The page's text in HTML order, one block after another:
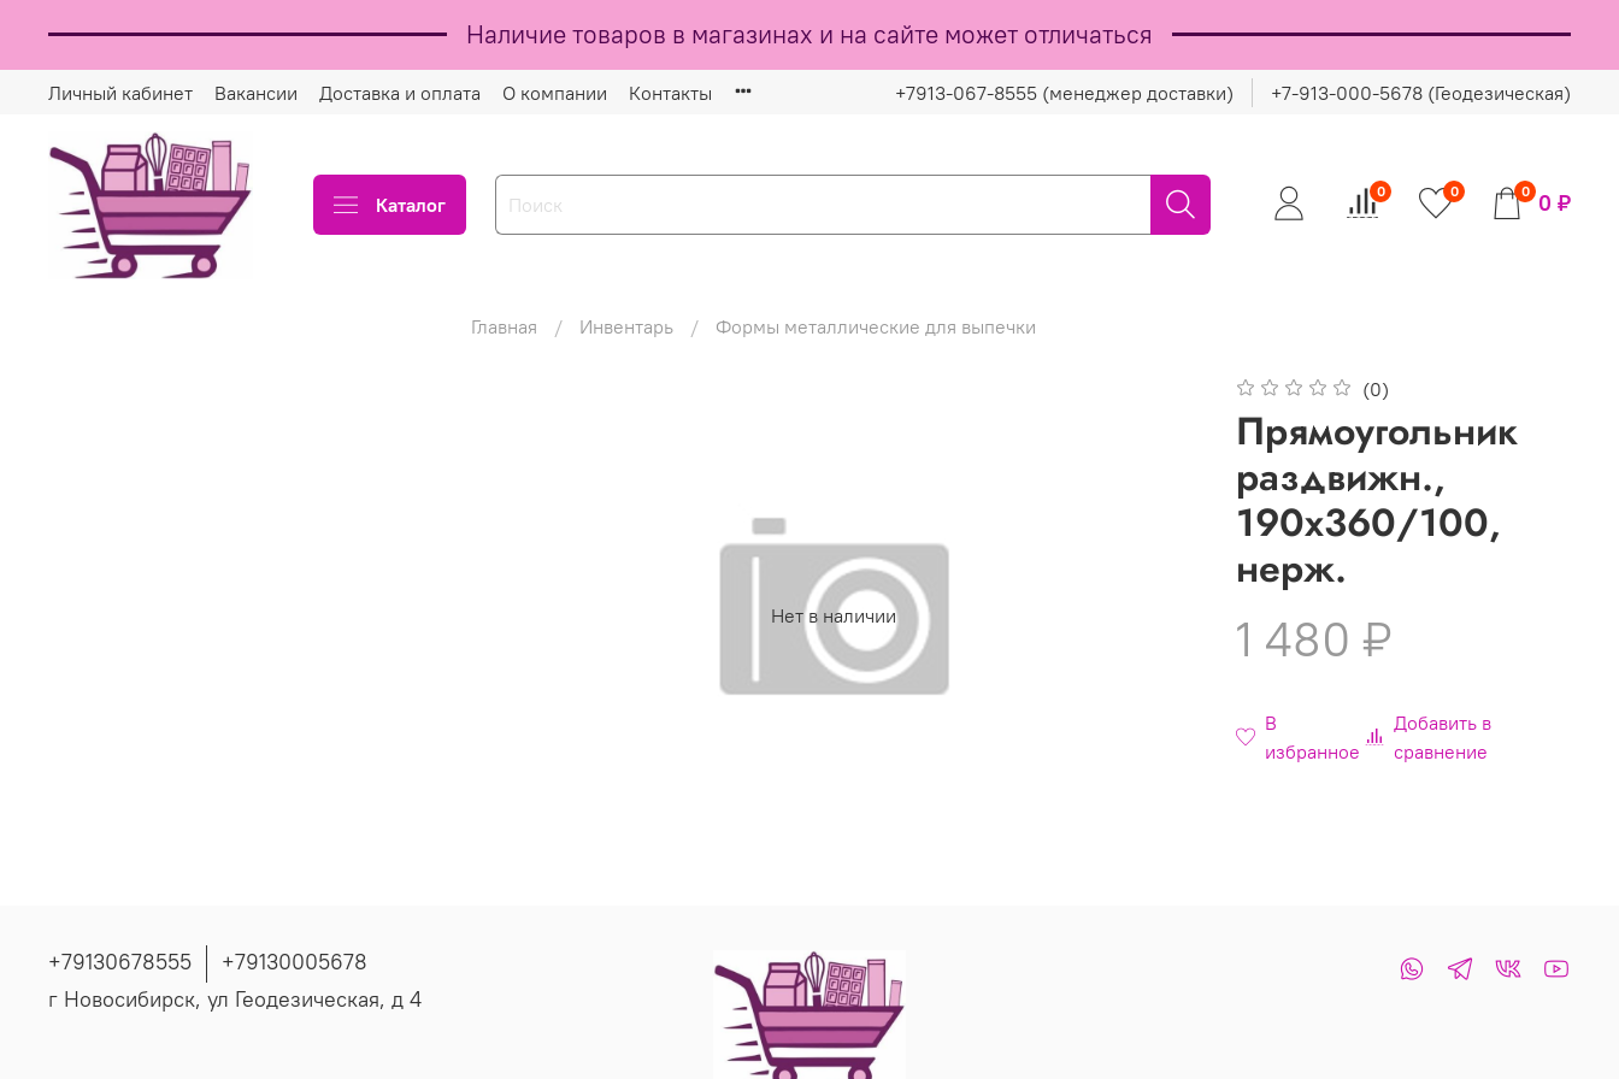
Наличие товаров в магазинах и на сайте может отличаться
Личный кабинет Вакансии Доставка и оплата О компании Контакты +7913-067-8555 (менеджер доставки) +7-913-000-5678 (Геодезическая)
Каталог
0 0 0 0 ₽
Главная Инвентарь Формы металлические для выпечки
Нет в наличии
(0)
Прямоугольник
раздвижн.,
190х360/100,
нерж.
1 480 ₽
В
избранное
Добавить в
сравнение
+79130678555
+79130005678
г Новосибирск, ул Геодезическая, д 4